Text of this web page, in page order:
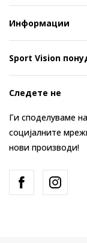
Информации
Sport Vision
Следете не
Ги споделуваме
социјалните
нови производи!